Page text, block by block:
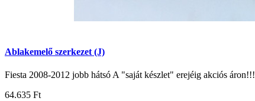
Ablakemelő szerkezet (J)
Fiesta 2008-2012 jobb hátsó A "saját készlet" erejéig akciós áron!!!
64.635 Ft